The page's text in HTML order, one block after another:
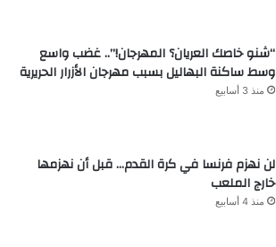
“شنو خاصك العريان؟ المهرجان!”.. غضب واسع
وسط ساكنة البهاليل بسبب مهرجان الأزرار الحريرية
منذ 3 أسابيع
لن نهزم فرنسا في كرة القدم… قبل أن نهزمها
خارج الملعب
منذ 4 أسابيع